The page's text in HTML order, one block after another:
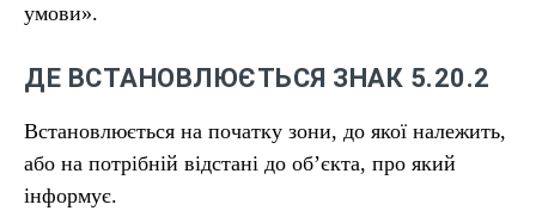
умови».
ДЕ ВСТАНОВЛЮЄТЬСЯ ЗНАК 5.20.2
Встановлюється на початку зони, до якої належить,
або на потрібній відстані до об’єкта, про який
інформує.